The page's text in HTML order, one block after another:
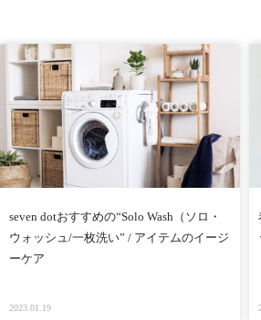
seven dotおすすめの“Solo Wash（ソロ・
ウォッシュ/一枚洗い” / アイテムのイージ
ーケア
2023.01.19